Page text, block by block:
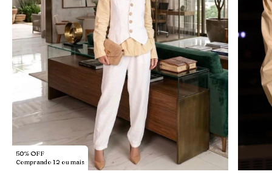
50% OFF
Comprando 12 ou mais